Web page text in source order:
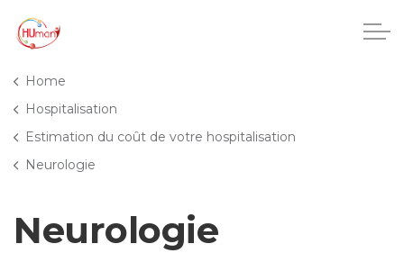
CHU Charleroi-Chimay
Crèches
Home
Hospitalisation
Estimation du coût de votre hospitalisation
Neurologie
Neurologie